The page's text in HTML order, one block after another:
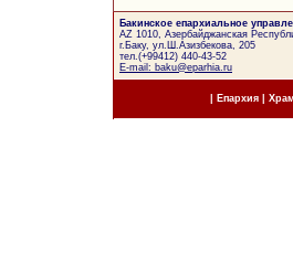
Бакинское епархиальное
AZ 1010, Азербайджанская
г.Баку, ул.Ш.Азизбекова, 205
тел.(+99412) 440-43-52
E-mail: baku@eparhia.ru
Епархия|